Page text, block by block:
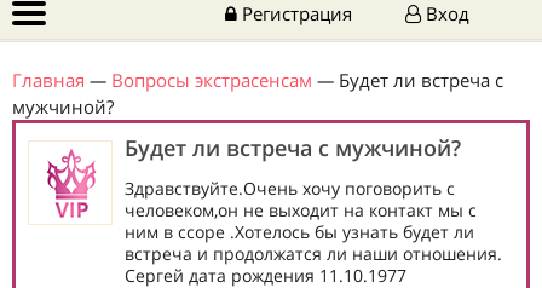
Регистрация Вход
Главная — Вопросы экстрасенсам — Будет ли встреча с
мужчиной?
Будет ли встреча с мужчиной?
Здравствуйте.Очень хочу поговорить с
человеком,он не выходит на контакт мы с
ним в ссоре .Хотелось бы узнать будет ли
встреча и продолжатся ли наши отношения.
Сергей дата рождения 11.10.1977